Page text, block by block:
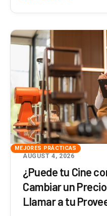
MEJORES PRÁCTICAS
AUGUST 4, 2026
¿Puede tu Cine
Cambiar un
Llamar a tu